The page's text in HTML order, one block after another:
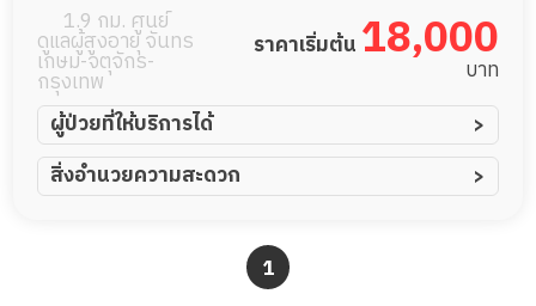
1.9 กม. ศูนย์
ดูแลผู้สูงอายุ จันทร
เกษม-จตุจักร-
กรุงเทพ
ราคาเริ่มต้น 18,000
บาท
ผู้ป่วยที่ให้บริการได้
ผู้ป่วยอัมพาต อัมพฤกษ์
ผู้ป่วยอัลไซเมอร์
สิ่งอำนวยความสะดวก
1